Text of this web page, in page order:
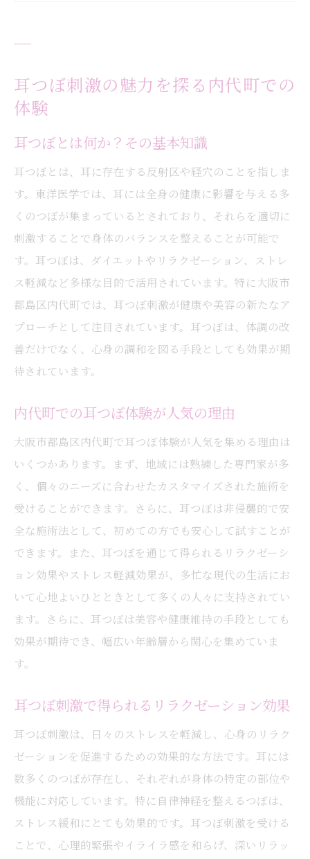
耳つぼ体験を最大限に活用する方法
耳つぼがもたらす心身のバランス改善法
心身の調和をもたらす耳つぼの役割
耳つぼがもたらす具体的な健康効果
バランス改善に効果的な耳つぼの選び方
耳つぼと日常生活の健康管理
大阪市内代町で耳つぼの効果を実感
内代町で提供される耳つぼ施術の特徴
地元で評判の耳つぼサロンを探る
お客様の声：耳つぼ体験の感想と効果
耳つぼ施術がもたらす地域貢献
耳つぼ施術を受ける際の注意点
日常に取り入れる耳つぼの新しいアプローチ
自宅でできる耳つぼセルフケアの方法
日常生活に取り入れる耳つぼのコツ
耳つぼを取り入れる際の心構え
家族で楽しむ耳つぼケア
耳つぼを継続するためのヒント
耳つぼでストレスを軽減し自然な美しさを手に
入れる
ストレスケアに適した耳つぼの選び方
耳つぼで肌のコンディションを整える方法
心と身体が輝く耳つぼライフスタイル
内代町での耳つぼ体験がもたらす健康サポート
耳つぼ施術が体調管理に与える影響
耳つぼ刺激の魅力を探る内代町での
体験
耳つぼとは何か？その基本知識
耳つぼとは、耳に存在する反射区や経穴のことを指しま
す。東洋医学では、耳には全身の健康に影響を与える多
くのつぼが集まっているとされており、それらを適切に
刺激することで身体のバランスを整えることが可能で
す。耳つぼは、ダイエットやリラクゼーション、ストレ
ス軽減など多様な目的で活用されています。特に大阪市
都島区内代町では、耳つぼ刺激が健康や美容の新たなア
プローチとして注目されています。耳つぼは、体調の改
善だけでなく、心身の調和を図る手段としても効果が期
待されています。
内代町での耳つぼ体験が人気の理由
大阪市都島区内代町で耳つぼ体験が人気を集める理由は
いくつかあります。まず、地域には熟練した専門家が多
く、個々のニーズに合わせたカスタマイズされた施術を
受けることができます。さらに、耳つぼは非侵襲的で安
全な施術法として、初めての方でも安心して試すことが
できます。また、耳つぼを通じて得られるリラクゼーシ
ョン効果やストレス軽減効果が、多忙な現代の生活にお
いて心地よいひとときとして多くの人々に支持されてい
ます。さらに、耳つぼは美容や健康維持の手段としても
効果が期待でき、幅広い年齢層から関心を集めていま
す。
耳つぼ刺激で得られるリラクゼーション効果
耳つぼ刺激は、日々のストレスを軽減し、心身のリラク
ゼーションを促進するための効果的な方法です。耳には
数多くのつぼが存在し、それぞれが身体の特定の部位や
機能に対応しています。特に自律神経を整えるつぼは、
ストレス緩和にとても効果的です。耳つぼ刺激を受ける
ことで、心理的緊張やイライラ感を和らげ、深いリラッ